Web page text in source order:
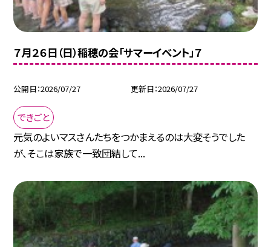
７月２６日（日）稲穂の会「サマーイベント」７
公開日 2026/07/27 更新日 2026/07/27
できごと
元気のよいマスさんたちをつかまえるのは大変そうでした
が、そこは家族で一致団結して...